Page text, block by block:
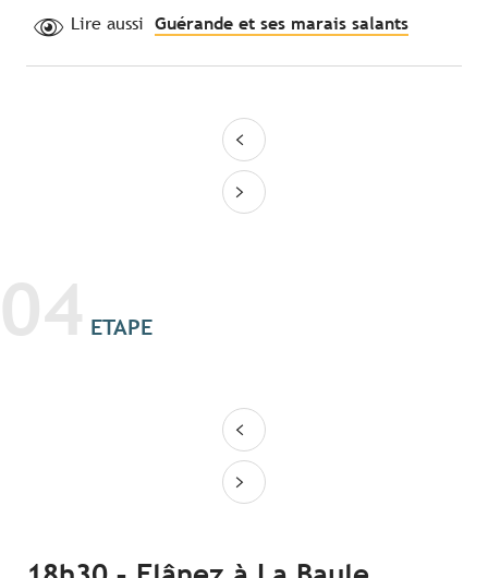
Lire aussi Guérande et ses marais salants
04 ETAPE